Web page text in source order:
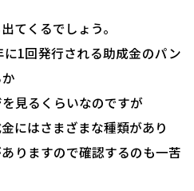
てくるでしょう。
1回発行される助成金のパン
見るくらいなのですが
にはさまざまな種類があり
りますので確認するのも一苦